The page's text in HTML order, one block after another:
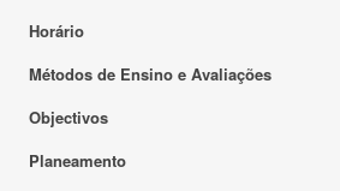
Horário
Métodos de Ensino e Avaliações
Objectivos
Planeamento